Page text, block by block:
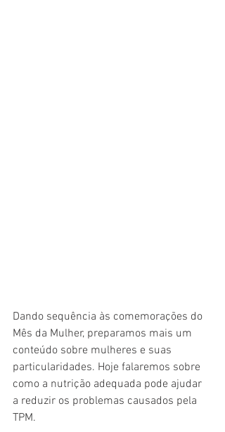
Dando sequência às comemorações do
Mês da Mulher, preparamos mais um
conteúdo sobre mulheres e suas
particularidades. Hoje falaremos sobre
como a nutrição adequada pode ajudar
a reduzir os problemas causados pela
TPM.